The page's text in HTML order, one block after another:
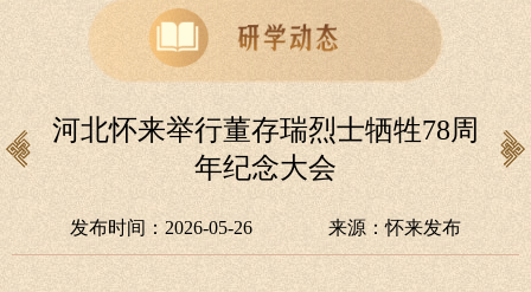
河北怀来举行董存瑞烈士牺牲78周
年纪念大会
发布时间：2026-05-26 来源：怀来发布